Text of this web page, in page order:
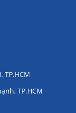
TP.HCM
TP.HCM